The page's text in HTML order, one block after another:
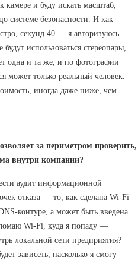
камере и буду искать масштаб,
системе безопасности. И как
секунд 40 — я авторизуюсь
использоваться стереопары,
одна и та же, и по фотографии
может только реальный человек.
иногда даже ниже, чем
за периметром проверить,
внутри компании?
аудит информационной
отказа — то, как сделана Wi-Fi
контуре, а может быть введена
Wi-Fi, куда я попаду —
локальной сети предприятия?
зависеть, насколько я смогу